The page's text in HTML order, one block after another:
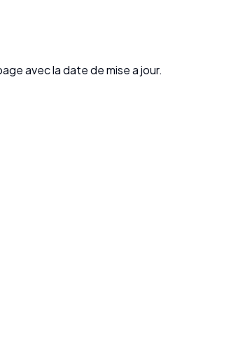
avec la date de mise a jour.